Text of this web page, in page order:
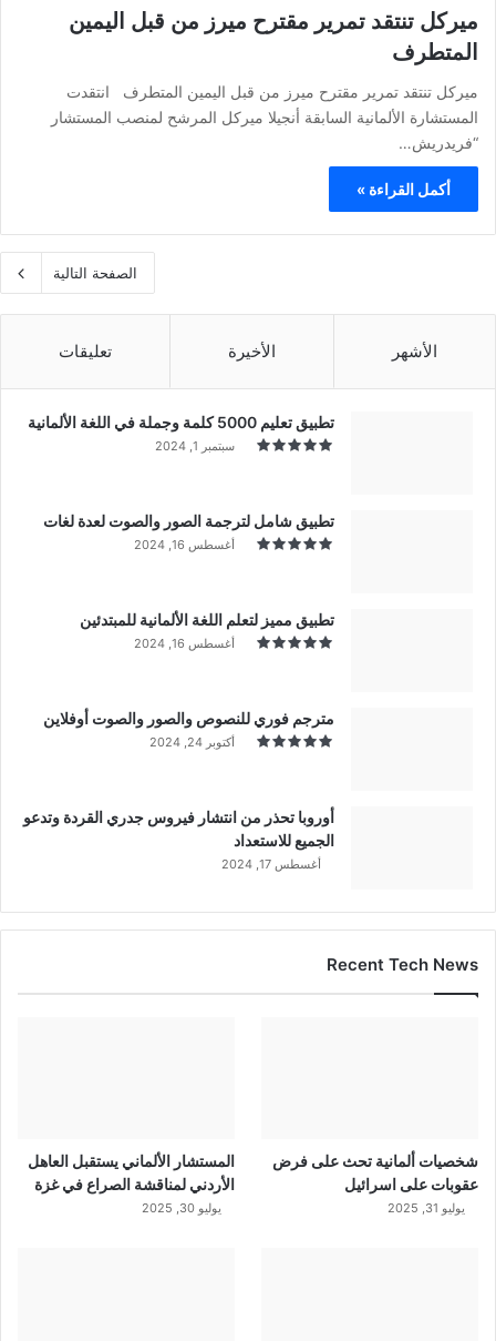
ميركل تنتقد تمرير مقترح ميرز من قبل اليمين
المتطرف
ميركل تنتقد تمرير مقترح ميرز من قبل اليمين المتطرف انتقدت
المستشارة الألمانية السابقة أنجيلا ميركل المرشح لمنصب المستشار
“فريدريش…
أكمل القراءة »
الصفحة التالية
الأشهر الأخيرة تعليقات
تطبيق تعليم 5000 كلمة وجملة في اللغة الألمانية
سبتمبر 1, 2024
تطبيق شامل لترجمة الصور والصوت لعدة لغات
أغسطس 16, 2024
تطبيق مميز لتعلم اللغة الألمانية للمبتدئين
أغسطس 16, 2024
مترجم فوري للنصوص والصور والصوت أوفلاين
أكتوبر 24, 2024
أوروبا تحذر من انتشار فيروس جدري القردة وتدعو
الجميع للاستعداد
أغسطس 17, 2024
Recent Tech News
شخصيات ألمانية تحث على فرض
عقوبات على اسرائيل
يوليو 31, 2025
المستشار الألماني يستقبل العاهل
الأردني لمناقشة الصراع في غزة
يوليو 30, 2025